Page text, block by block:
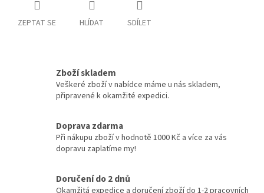
ZEPTAT SE HLÍDAT SDÍLET
Zboží skladem
Veškeré zboží v nabídce máme u nás skladem,
připravené k okamžité expedici.
Doprava zdarma
Při nákupu zboží v hodnotě 1000 Kč a více za vás
dopravu zaplatíme my!
Doručení do 2 dnů